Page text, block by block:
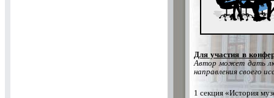
Для участия в
Автор может дать
направления своего
1 секция «История